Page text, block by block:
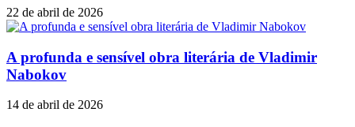
22 de abril de 2026
A profunda e sensível obra literária de Vladimir
Nabokov
14 de abril de 2026